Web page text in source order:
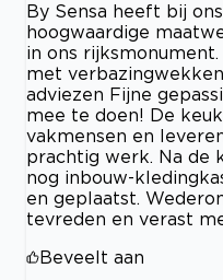
By Sensa heeft bij
hoogwaardige
in ons
met
adviezen Fijne
mee te doen! De
vakmensen en
prachtig werk. Na de
nog inbouw-
en geplaatst.
tevreden en verast
Beveelt aan